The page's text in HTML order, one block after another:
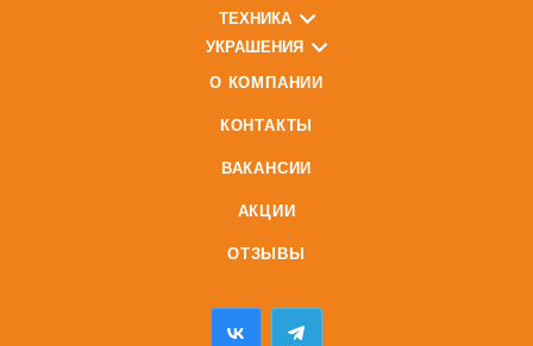
ТЕХНИКА
УКРАШЕНИЯ
О КОМПАНИИ
КОНТАКТЫ
ВАКАНСИИ
АКЦИИ
ОТЗЫВЫ